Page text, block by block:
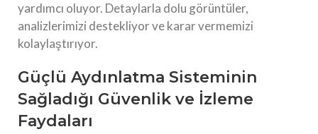
yardımcı oluyor. Detaylarla dolu görüntüler,
analizlerimizi destekliyor ve karar vermemizi
kolaylaştırıyor.
Güçlü Aydınlatma Sisteminin
Sağladığı Güvenlik ve İzleme
Faydaları